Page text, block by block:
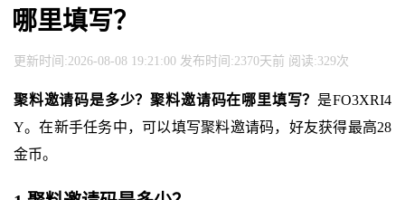
哪里填写？
更新时间:2026-08-08 19:21:00 发布时间:2370天前 阅读:329次
聚料邀请码是多少？聚料邀请码在哪里填写？ 是FO3XRI4
Y。在新手任务中，可以填写聚料邀请码，好友获得最高28
金币。